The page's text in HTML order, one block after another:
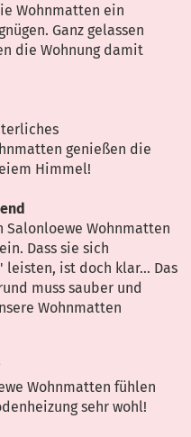
Wohnmatten ein
Ganz gelassen
die Wohnung damit
genießen die
Himmel!
Wohnmatten
Dass sie sich
ist doch klar... Das
muss sauber und
Wohnmatten
Wohnmatten fühlen
sehr wohl!